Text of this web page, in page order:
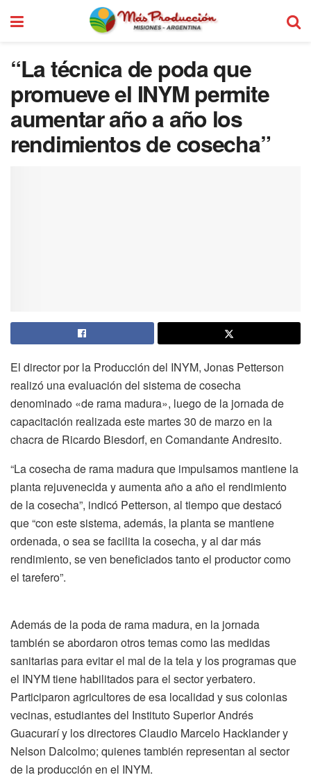
“La técnica de poda que
promueve el INYM permite
aumentar año a año los
rendimientos de cosecha”
El director por la Producción del INYM, Jonas Petterson
realizó una evaluación del sistema de cosecha
denominado «de rama madura», luego de la jornada de
capacitación realizada este martes 30 de marzo en la
chacra de Ricardo Biesdorf, en Comandante Andresito.
“La cosecha de rama madura que impulsamos mantiene la
planta rejuvenecida y aumenta año a año el rendimiento
de la cosecha”, indicó Petterson, al tiempo que destacó
que “con este sistema, además, la planta se mantiene
ordenada, o sea se facilita la cosecha, y al dar más
rendimiento, se ven beneficiados tanto el productor como
el tarefero”.
Además de la poda de rama madura, en la jornada
también se abordaron otros temas como las medidas
sanitarias para evitar el mal de la tela y los programas que
el INYM tiene habilitados para el sector yerbatero.
Participaron agricultores de esa localidad y sus colonias
vecinas, estudiantes del Instituto Superior Andrés
Guacurarí y los directores Claudio Marcelo Hacklander y
Nelson Dalcolmo; quienes también representan al sector
de la producción en el INYM.